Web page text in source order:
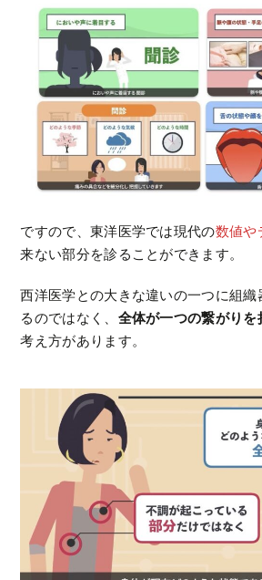
ですので、東洋医学では現代の数値や
来ない部分を診ることができます。
西洋医学との大きな違いの一つに組織
るのではなく、 全体が一つの繋がりを
考え方があります。